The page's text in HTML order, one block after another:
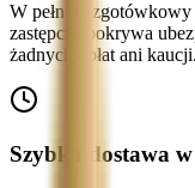
W pełni
zastępcze pokrywa
żadnych opłat ani
Szybka dostawa